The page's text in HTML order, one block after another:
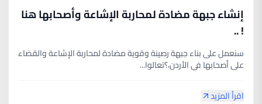
إنشاء جبهة مضادة لمحاربة الإشاعة وأصحابها هنا
! ..
سنعمل على بناء جبهة رصينة وقوية مضادة لمحاربة الإشاعة والقضاء
على أصحابها في الأردن،؟تعالوا...
اقرأ المزيد